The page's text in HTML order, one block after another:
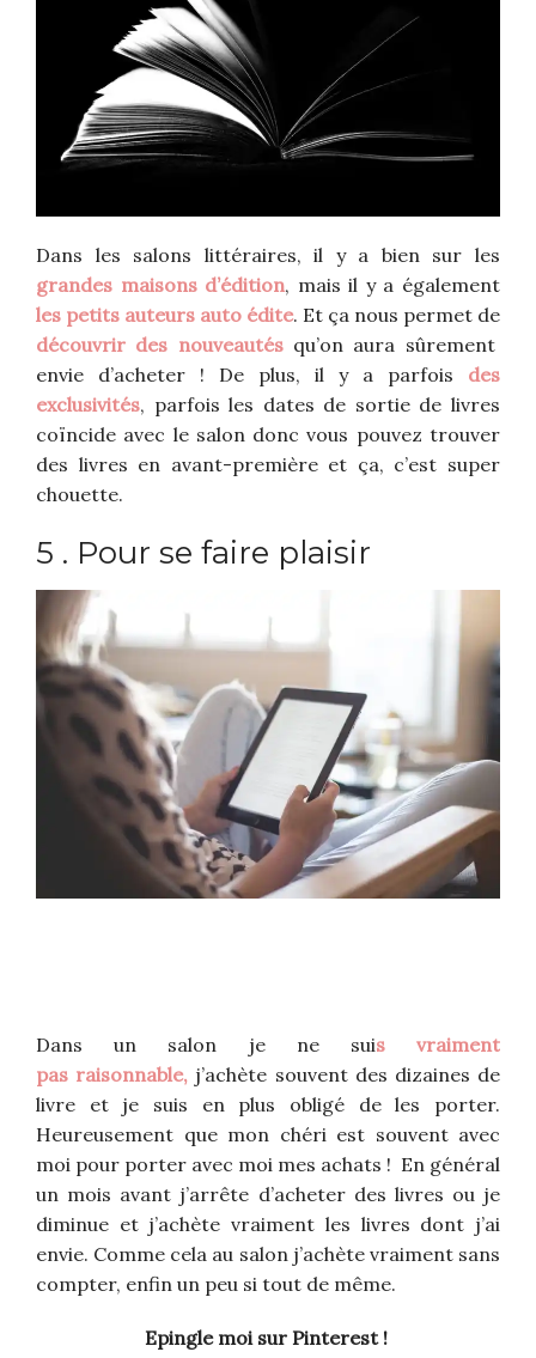
Dans les salons littéraires, il y a bien sur les
grandes maisons d’édition, mais il y a également
les petits auteurs auto édite. Et ça nous permet de
découvrir des nouveautés qu’on aura sûrement
envie d’acheter ! De plus, il y a parfois des
exclusivités, parfois les dates de sortie de livres
coïncide avec le salon donc vous pouvez trouver
des livres en avant-première et ça, c’est super
chouette.
5 . Pour se faire plaisir
Dans un salon je ne suis vraiment
pas raisonnable, j’achète souvent des dizaines de
livre et je suis en plus obligé de les porter.
Heureusement que mon chéri est souvent avec
moi pour porter avec moi mes achats ! En général
un mois avant j’arrête d’acheter des livres ou je
diminue et j’achète vraiment les livres dont j’ai
envie. Comme cela au salon j’achète vraiment sans
compter, enfin un peu si tout de même.
Epingle moi sur Pinterest !